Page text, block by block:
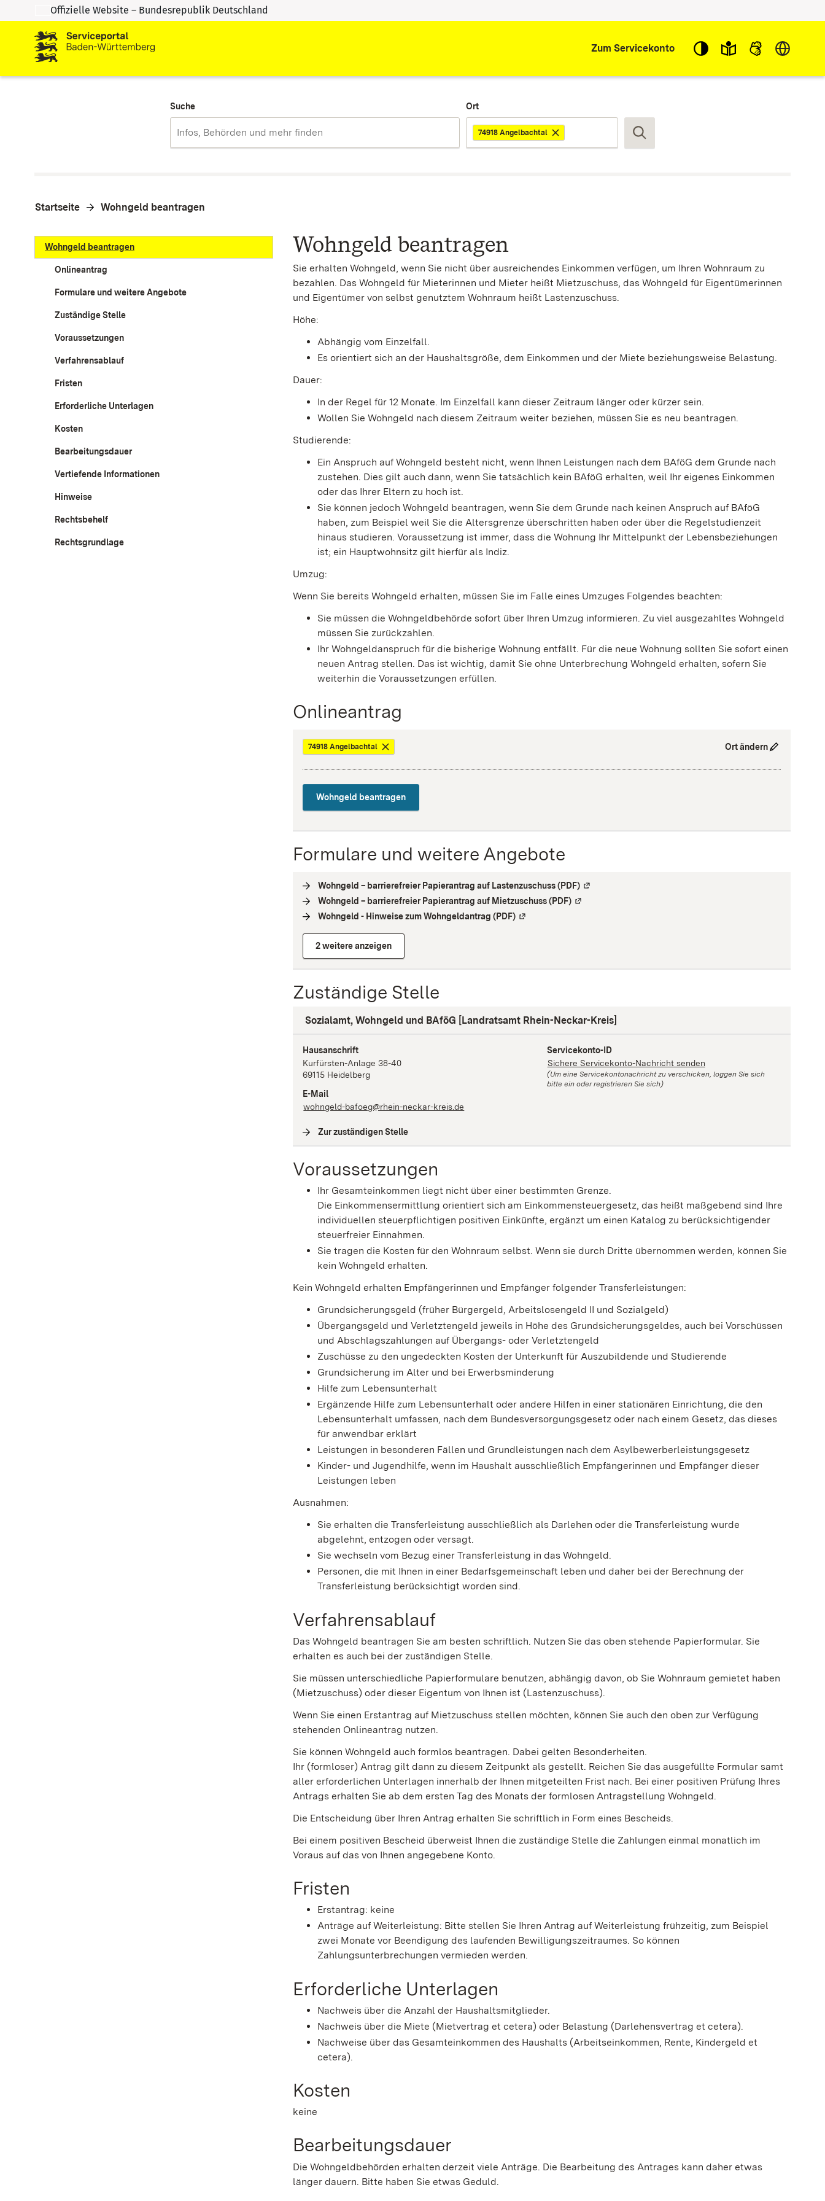
Zum Inhalt springen
Zur Suche springen
Offizielle Website – Bundesrepublik Deutschland
Zum Servicekonto Sprache
Suche Ort
74918 Angelbachtal
Suchen
Startseite Wohngeld beantragen
Wohngeld beantragen
Onlineantrag
Formulare und weitere Angebote
Zuständige Stelle
Voraussetzungen
Verfahrensablauf
Fristen
Erforderliche Unterlagen
Kosten
Bearbeitungsdauer
Vertiefende Informationen
Hinweise
Rechtsbehelf
Rechtsgrundlage
Wohngeld beantragen
Sie erhalten Wohngeld, wenn Sie nicht über ausreichendes Einkommen verfügen, um Ihren Wohnraum zu
bezahlen. Das Wohngeld für Mieterinnen und Mieter heißt Mietzuschuss, das Wohngeld für Eigentümerinnen
und Eigentümer von selbst genutztem Wohnraum heißt Lastenzuschuss.
Höhe:
Abhängig vom Einzelfall.
Es orientiert sich an der Haushaltsgröße, dem Einkommen und der Miete beziehungsweise Belastung.
Dauer:
In der Regel für 12 Monate. Im Einzelfall kann dieser Zeitraum länger oder kürzer sein.
Wollen Sie Wohngeld nach diesem Zeitraum weiter beziehen, müssen Sie es neu beantragen.
Studierende:
Ein Anspruch auf Wohngeld besteht nicht, wenn Ihnen Leistungen nach dem BAföG dem Grunde nach
zustehen. Dies gilt auch dann, wenn Sie tatsächlich kein BAföG erhalten, weil Ihr eigenes Einkommen
oder das Ihrer Eltern zu hoch ist.
Sie können jedoch Wohngeld beantragen, wenn Sie dem Grunde nach keinen Anspruch auf BAföG
haben, zum Beispiel weil Sie die Altersgrenze überschritten haben oder über die Regelstudienzeit
hinaus studieren. Voraussetzung ist immer, dass die Wohnung Ihr Mittelpunkt der Lebensbeziehungen
ist; ein Hauptwohnsitz gilt hierfür als Indiz.
Umzug:
Wenn Sie bereits Wohngeld erhalten, müssen Sie im Falle eines Umzuges Folgendes beachten:
Sie müssen die Wohngeldbehörde sofort über Ihren Umzug informieren. Zu viel ausgezahltes Wohngeld
müssen Sie zurückzahlen.
Ihr Wohngeldanspruch für die bisherige Wohnung entfällt. Für die neue Wohnung sollten Sie sofort einen
neuen Antrag stellen. Das ist wichtig, damit Sie ohne Unterbrechung Wohngeld erhalten, sofern Sie
weiterhin die Voraussetzungen erfüllen.
Onlineantrag
74918 Angelbachtal Ort ändern
Wohngeld beantragen
Formulare und weitere Angebote
Wohngeld – barrierefreier Papierantrag auf Lastenzuschuss (PDF) Externe Verlinkung
Wohngeld – barrierefreier Papierantrag auf Mietzuschuss (PDF) Externe Verlinkung
Wohngeld - Hinweise zum Wohngeldantrag (PDF) Externe Verlinkung
2 weitere anzeigen
Zuständige Stelle
Sozialamt, Wohngeld und BAföG [Landratsamt Rhein-Neckar-Kreis]
Hausanschrift
Kurfürsten-Anlage 38-40
69115 Heidelberg
E-Mail
wohngeld-bafoeg@rhein-neckar-kreis.de
Servicekonto-ID
Sichere Servicekonto-Nachricht senden
(Um eine Servicekontonachricht zu verschicken, loggen Sie sich
bitte ein oder registrieren Sie sich)
Zur zuständigen Stelle
Voraussetzungen
Ihr Gesamteinkommen liegt nicht über einer bestimmten Grenze.
Die Einkommensermittlung orientiert sich am Einkommensteuergesetz, das heißt maßgebend sind Ihre
individuellen steuerpflichtigen positiven Einkünfte, ergänzt um einen Katalog zu berücksichtigender
steuerfreier Einnahmen.
Sie tragen die Kosten für den Wohnraum selbst.Wenn sie durch Dritte übernommen werden, können Sie
kein Wohngeld erhalten.
Kein Wohngeld erhalten Empfängerinnen und Empfänger folgender Transferleistungen:
Grundsicherungsgeld (früher Bürgergeld,Arbeitslosengeld II und Sozialgeld)
Übergangsgeld und Verletztengeld jeweils in Höhe des Grundsicherungsgeldes, auch bei Vorschüssen
und Abschlagszahlungen auf Übergangs- oder Verletztengeld
Zuschüsse zu den ungedeckten Kosten der Unterkunft für Auszubildende und Studierende
Grundsicherung im Alter und bei Erwerbsminderung
Hilfe zum Lebensunterhalt
Ergänzende Hilfe zum Lebensunterhalt oder andere Hilfen in einer stationären Einrichtung, die den
Lebensunterhalt umfassen, nach dem Bundesversorgungsgesetz oder nach einem Gesetz, das dieses
für anwendbar erklärt
Leistungen in besonderen Fällen und Grundleistungen nach dem Asylbewerberleistungsgesetz
Kinder- und Jugendhilfe, wenn im Haushalt ausschließlich Empfängerinnen und Empfänger dieser
Leistungen leben
Ausnahmen:
Sie erhalten die Transferleistung ausschließlich als Darlehen oder die Transferleistung wurde
abgelehnt, entzogen oder versagt.
Sie wechseln vom Bezug einer Transferleistung in das Wohngeld.
Personen, die mit Ihnen in einer Bedarfsgemeinschaft leben und daher bei der Berechnung der
Transferleistung berücksichtigt worden sind.
Verfahrensablauf
Das Wohngeld beantragen Sie am besten schriftlich. Nutzen Sie das oben stehende Papierformular. Sie
erhalten es auch bei der zuständigen Stelle.
Sie müssen unterschiedliche Papierformulare benutzen, abhängig davon, ob Sie Wohnraum gemietet haben
(Mietzuschuss) oder dieser Eigentum von Ihnen ist (Lastenzuschuss).
Wenn Sie einen Erstantrag auf Mietzuschuss stellen möchten, können Sie auch den oben zur Verfügung
stehenden Onlineantrag nutzen.
Sie können Wohngeld auch formlos beantragen. Dabei gelten Besonderheiten.
Ihr (formloser) Antrag gilt dann zu diesem Zeitpunkt als gestellt. Reichen Sie das ausgefüllte Formular samt
aller erforderlichen Unterlagen innerhalb der Ihnen mitgeteilten Frist nach. Bei einer positiven Prüfung Ihres
Antrags erhalten Sie ab dem ersten Tag des Monats der formlosen Antragstellung Wohngeld.
Die Entscheidung über Ihren Antrag erhalten Sie schriftlich in Form eines Bescheids.
Bei einem positiven Bescheid überweist Ihnen die zuständige Stelle die Zahlungen einmal monatlich im
Voraus auf das von Ihnen angegebene Konto.
Fristen
Erstantrag: keine
Anträge auf Weiterleistung: Bitte stellen Sie Ihren Antrag auf Weiterleistung frühzeitig, zum Beispiel
zwei Monate vor Beendigung des laufenden Bewilligungszeitraumes. So können
Zahlungsunterbrechungen vermieden werden.
Erforderliche Unterlagen
Nachweis über die Anzahl der Haushaltsmitglieder.
Nachweis über die Miete (Mietvertrag et cetera) oder Belastung (Darlehensvertrag et cetera).
Nachweise über das Gesamteinkommen des Haushalts (Arbeitseinkommen, Rente, Kindergeld et
cetera).
Kosten
keine
Bearbeitungsdauer
Die Wohngeldbehörden erhalten derzeit viele Anträge. Die Bearbeitung des Antrages kann daher etwas
länger dauern. Bitte haben Sie etwas Geduld.